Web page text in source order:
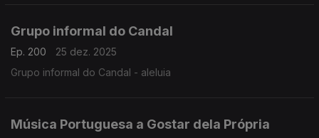
Grupo informal do Candal
Ep. 200
25 dez. 2025
Grupo informal do Candal - aleluia
Música Portuguesa a Gostar dela Própria